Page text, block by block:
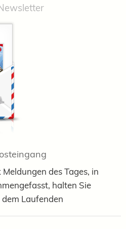
des Tages, in
halten Sie
Laufenden